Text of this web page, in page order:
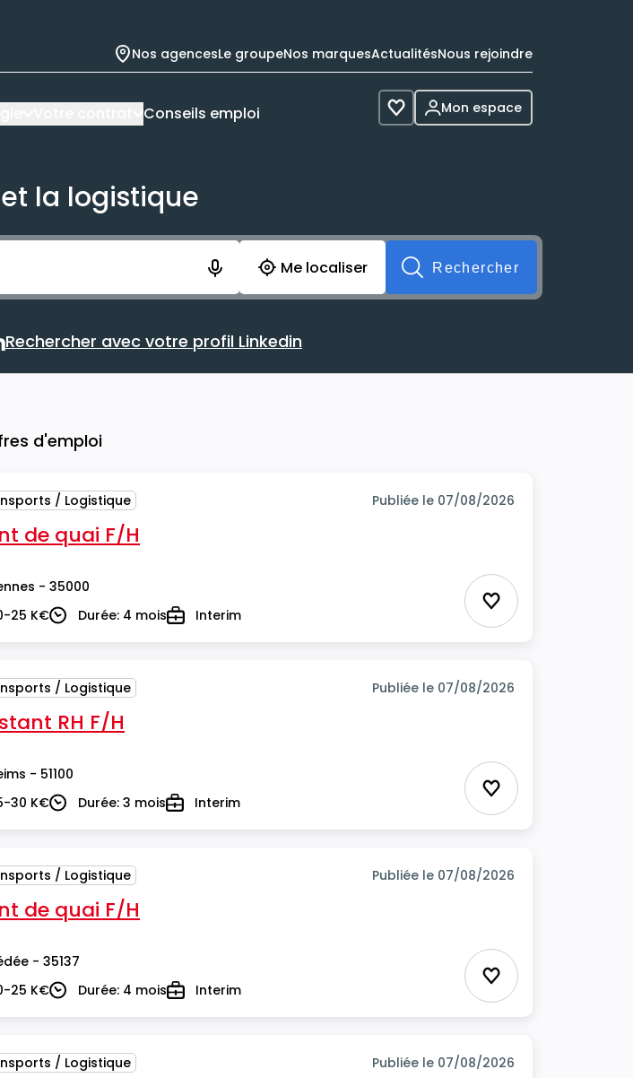
Nos agencesLe groupeNos marquesActualitésNous rejoindre
Conseils emploi Voir les favoris
Mon espace
la logistique
pour enregistrer votre recherche avant soumission du formulaire. Vous
Me localiser
Rechercher
votre CV Rechercher avec votre profil Linkedin
Rechercher avec votre profil Linkedin
d'emploi
/ Logistique Publiée le 07/08/2026
de quai F/H
- 35000
25 K€DuréeDurée: 4 moisTypeInterim Ajouter aux
/ Logistique Publiée le 07/08/2026
RH F/H
- 51100
30 K€DuréeDurée: 3 moisTypeInterim Ajouter aux
/ Logistique Publiée le 07/08/2026
de quai F/H
- 35137
25 K€DuréeDurée: 4 moisTypeInterim Ajouter aux
/ Logistique Publiée le 07/08/2026